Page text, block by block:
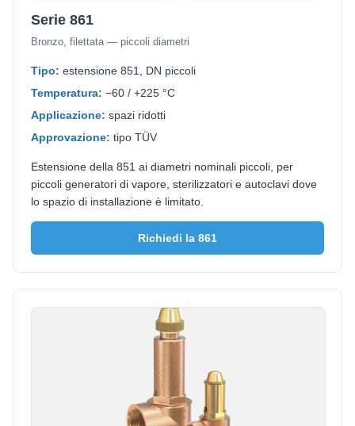
Serie 861
Bronzo, filettata — piccoli diametri
Tipo: estensione 851, DN piccoli
Temperatura: −60 / +225 °C
Applicazione: spazi ridotti
Approvazione: tipo TÜV
Estensione della 851 ai diametri nominali piccoli, per
piccoli generatori di vapore, sterilizzatori e autoclavi dove
lo spazio di installazione è limitato.
Richiedi la 861